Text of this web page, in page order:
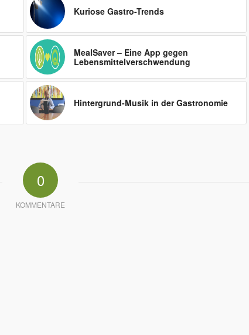
Kuriose Gastro-Trends
MealSaver – Eine App gegen
Lebensmittelverschwendung
Hintergrund-Musik in der Gastronomie
0
KOMMENTARE